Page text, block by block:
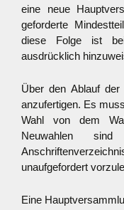
eine neue
geforderte
diese Folge ist
ausdrücklich
Über den Ablauf
anzufertigen. Es
Wahl von dem
Neuwahlen
unaufgefordert
Eine